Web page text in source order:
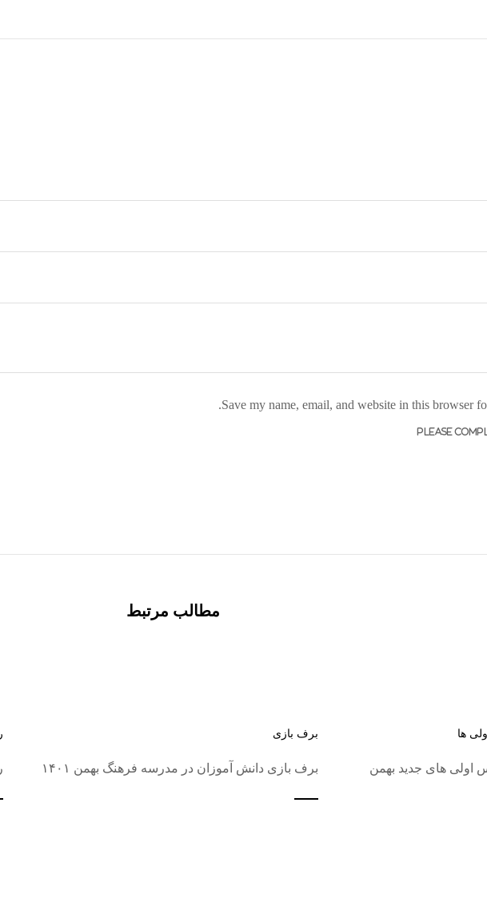
Save my name, email, and website in this browser
مطالب مرتبط
برف بازی
برف بازی دانش آموزان در مدرسه فرهنگ بهمن ۱۴۰۱
ها
اولی های جدید بهمن